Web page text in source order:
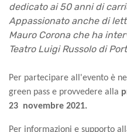
dedicato ai 50 anni di
Appassionato anche di
Mauro Corona che ha
Teatro Luigi Russolo di
Per partecipare all'evento è
green pass e provvedere alla
23 novembre 2021.
Per informazioni e supporto